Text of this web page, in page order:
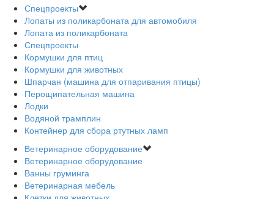
Спецпроекты
Лопаты из поликарбоната для автомобиля
Лопата из поликарбоната
Спецпроекты
Кормушки для птиц
Кормушки для животных
Шпарчан (машина для отпаривания птицы)
Перощипательная машина
Лодки
Водяной трамплин
Контейнер для сбора ртутных ламп
Ветеринарное оборудование
Ветеринарное оборудование
Ванны груминга
Ветеринарная мебель